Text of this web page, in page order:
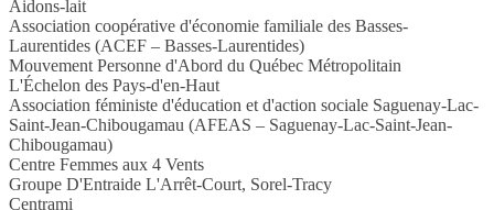
Aidons-lait
Association coopérative d'économie familiale des Basses-
Laurentides (ACEF – Basses-Laurentides)
Mouvement Personne d'Abord du Québec Métropolitain
L'Échelon des Pays-d'en-Haut
Association féministe d'éducation et d'action sociale Saguenay-Lac-
Saint-Jean-Chibougamau (AFEAS – Saguenay-Lac-Saint-Jean-
Chibougamau)
Centre Femmes aux 4 Vents
Groupe D'Entraide L'Arrêt-Court, Sorel-Tracy
Centrami